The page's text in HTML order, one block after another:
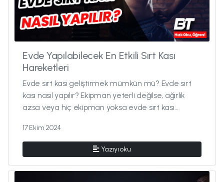
Evde Yapılabilecek En Etkili Sırt Kası
Hareketleri
Evde sırt kası geliştirmek mümkün mü? Evde sırt
kası nasıl yapılır? Ekipman yeterli değilse, ağırlık
azsa veya hiç ekipman yoksa evde sırt kası
17 Ekim 2024
Yazıyı oku